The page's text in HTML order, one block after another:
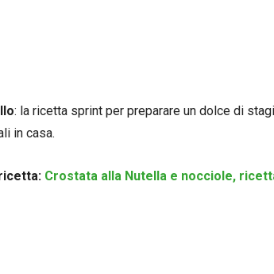
: la ricetta sprint per preparare un dolce di
in casa.
Crostata alla Nutella e nocciole,